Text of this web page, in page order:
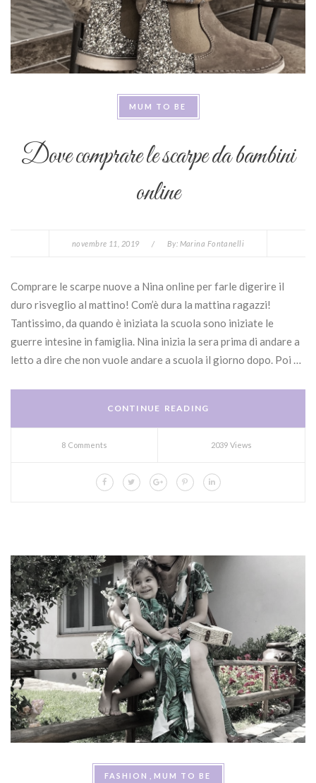
MUM TO BE
Dove comprare le scarpe da bambini
online
novembre 11, 2019 / By: Marina Fontanelli
Comprare le scarpe nuove a Nina online per farle digerire il
duro risveglio al mattino! Com’è dura la mattina ragazzi!
Tantissimo, da quando è iniziata la scuola sono iniziate le
guerre intesine in famiglia. Nina inizia la sera prima di andare a
letto a dire che non vuole andare a scuola il giorno dopo. Poi …
CONTINUE READING
8 Comments 2039 Views
FASHION MUM TO BE